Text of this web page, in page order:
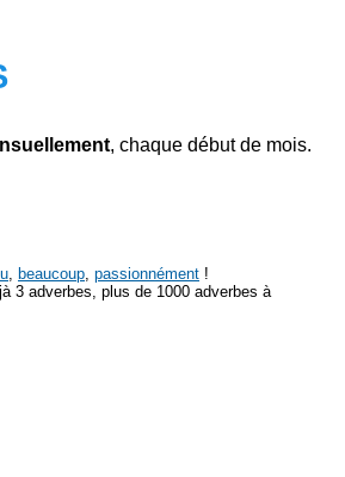
, chaque début de mois.
beaucoup passionnément !
3 adverbes, plus de 1000 adverbes à